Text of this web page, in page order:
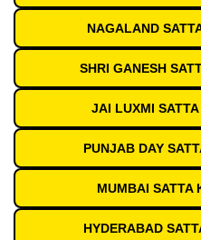
NAGALAND
SHRI GANESH
JAI LUXMI
PUNJAB DAY
MUMBAI SATTA
HYDERABAD